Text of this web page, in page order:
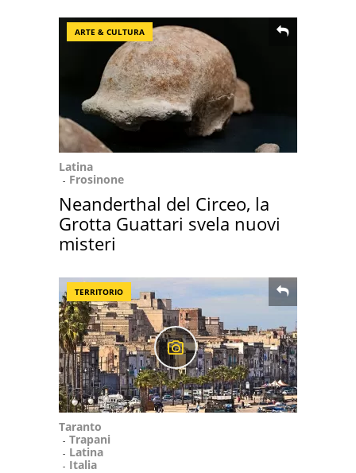
ARTE & CULTURA
Latina
Frosinone
Neanderthal del Circeo, la
Grotta Guattari svela nuovi
misteri
TERRITORIO
Taranto
Trapani
Latina
Italia